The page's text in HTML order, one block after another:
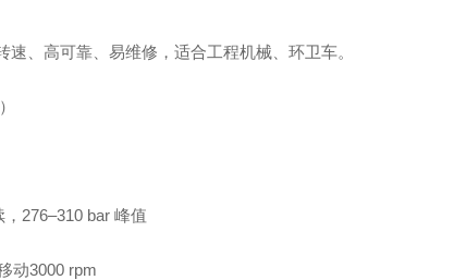
速、高可靠、易维修，适合工程机械、环卫车。
276–310 bar 峰值
动3000 rpm